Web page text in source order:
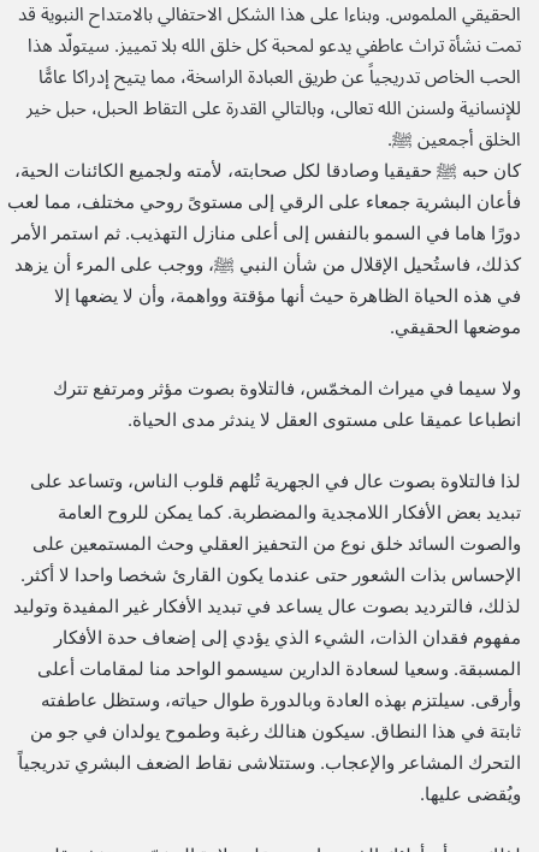
الحقيقي الملموس. وبناءا على هذا الشكل الاحتفالي بالامتداح النبوية قد
تمت نشأة تراث عاطفي يدعو لمحبة كل خلق الله بلا تمييز. سيتولّد هذا
الحب الخاص تدريجياً عن طريق العبادة الراسخة، مما يتيح إدراكا عامًّا
للإنسانية ولسنن الله تعالى، وبالتالي القدرة على التقاط الحبل، حبل خير
الخلق أجمعين ﷺ.
كان حبه ﷺ حقيقيا وصادقا لكل صحابته، لأمته ولجميع الكائنات الحية،
فأعان البشرية جمعاء على الرقي إلى مستوىً روحي مختلف، مما لعب
دورًا هاما في السمو بالنفس إلى أعلى منازل التهذيب. ثم استمر الأمر
كذلك، فاستُحيل الإقلال من شأن النبي ﷺ، ووجب على المرء أن يزهد
في هذه الحياة الظاهرة حيث أنها مؤقتة وواهمة، وأن لا يضعها إلا
موضعها الحقيقي.
ولا سيما في ميراث المخمّس، فالتلاوة بصوت مؤثر ومرتفع تترك
انطباعا عميقا على مستوى العقل لا يندثر مدى الحياة.
لذا فالتلاوة بصوت عال في الجهرية تُلهم قلوب الناس، وتساعد على
تبديد بعض الأفكار اللامجدية والمضطربة. كما يمكن للروح العامة
والصوت السائد خلق نوع من التحفيز العقلي وحث المستمعين على
الإحساس بذات الشعور حتى عندما يكون القارئ شخصا واحدا لا أكثر.
لذلك، فالترديد بصوت عال يساعد في تبديد الأفكار غير المفيدة وتوليد
مفهوم فقدان الذات، الشيء الذي يؤدي إلى إضعاف حدة الأفكار
المسبقة. وسعيا لسعادة الدارين سيسمو الواحد منا لمقامات أعلى
وأرقى. سيلتزم بهذه العادة وبالدورة طوال حياته، وستظل عاطفته
ثابتة في هذا النطاق. سيكون هنالك رغبة وطموح يولدان في جو من
التحرك المشاعر والإعجاب. وستتلاشى نقاط الضعف البشري تدريجياً
ويُقضى عليها.